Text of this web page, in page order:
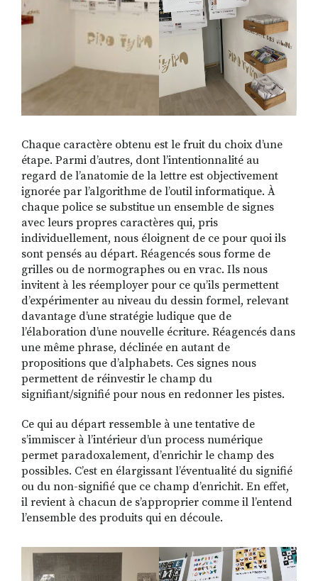
Chaque caractère obtenu est le fruit du choix d’une
étape. Parmi d’autres, dont l’intentionnalité au
regard de l’anatomie de la lettre est objectivement
ignorée par l’algorithme de l’outil informatique. À
chaque police se substitue un ensemble de signes
avec leurs propres caractères qui, pris
individuellement, nous éloignent de ce pour quoi ils
sont pensés au départ. Réagencés sous forme de
grilles ou de normographes ou en vrac. Ils nous
invitent à les réemployer pour ce qu’ils permettent
d’expérimenter au niveau du dessin formel, relevant
davantage d’une stratégie ludique que de
l’élaboration d’une nouvelle écriture. Réagencés dans
une même phrase, déclinée en autant de
propositions que d’alphabets. Ces signes nous
permettent de réinvestir le champ du
signifiant/signifié pour nous en redonner les pistes.
Ce qui au départ ressemble à une tentative de
s’immiscer à l’intérieur d’un process numérique
permet paradoxalement, d’enrichir le champ des
possibles. C’est en élargissant l’éventualité du signifié
ou du non-signifié que ce champ d’enrichit. En effet,
il revient à chacun de s’approprier comme il l’entend
l’ensemble des produits qui en découle.